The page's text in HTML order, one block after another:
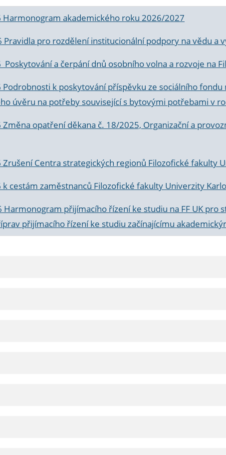
Harmonogram akademického roku 2026/2027
Pravidla pro rozdělení institucionální podpory na vědu a
Poskytování a čerpání dnů osobního volna a rozvoje na
Podrobnosti k poskytování příspěvku ze sociálního
úvěru na potřeby související s bytovými potřebami v
Změna opatření děkana č. 18/2025, Organizační a
Zrušení Centra strategických regionů Filozofické fakulty
k cestám zaměstnanců Filozofické fakulty Univerzity
Harmonogram přijímacího řízení ke studiu na FF UK pro
přijímacího řízení ke studiu začínajícímu